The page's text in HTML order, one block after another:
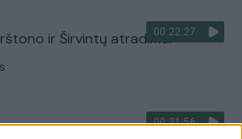
00:22:27
ir Širvintų atradimai
00:21:56
kaip orientuotis, judėti ir